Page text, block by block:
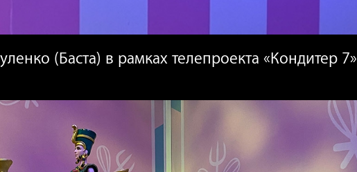
(Баста) в рамках телепроекта «Кондитер 7»